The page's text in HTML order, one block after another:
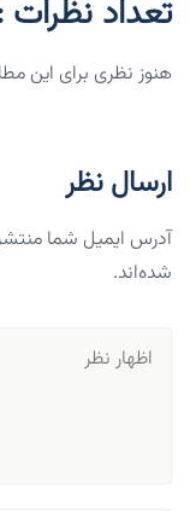
تعداد نظرات :
هنوز نظری برای این
ارسال نظر
آدرس ایمیل شما
شده‌اند.